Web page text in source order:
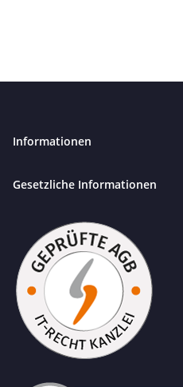
Informationen
Gesetzliche Informationen